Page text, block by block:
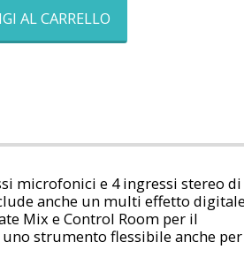
AL CARRELLO
microfonici e 4 ingressi stereo di
anche un multi effetto
Mix e Control Room per il
strumento flessibile anche per